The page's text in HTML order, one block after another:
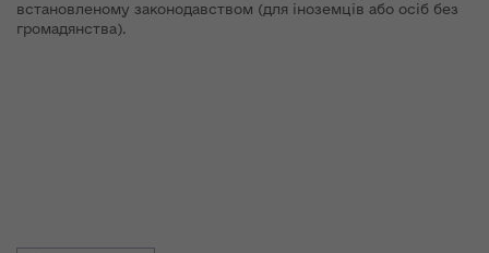
встановленому законодавством (для іноземців або осіб без
громадянства).